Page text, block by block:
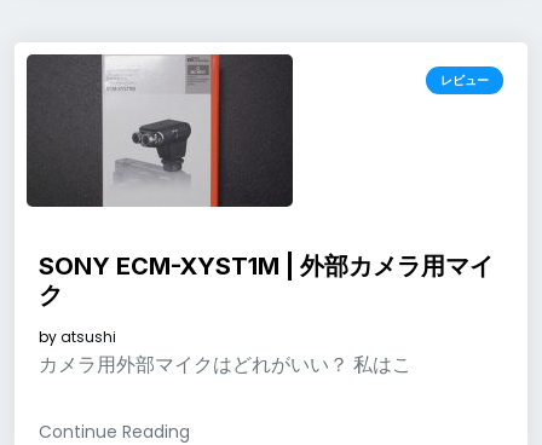
レビュー
SONY ECM-XYST1M | 外部カメラ用マイ
ク
byatsushi
カメラ用外部マイクはどれがいい？ 私はこ
Continue Reading